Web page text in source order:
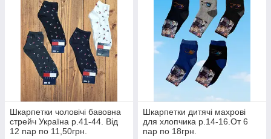
Шкарпетки чоловічі бавовна
стрейч Україна р.41-44. Від
12 пар по 11,50грн.
Шкарпетки дитячі махрові
для хлопчика р.14-16.От 6
пар по 18грн.